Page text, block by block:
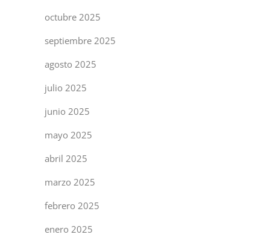
octubre 2025
septiembre 2025
agosto 2025
julio 2025
junio 2025
mayo 2025
abril 2025
marzo 2025
febrero 2025
enero 2025